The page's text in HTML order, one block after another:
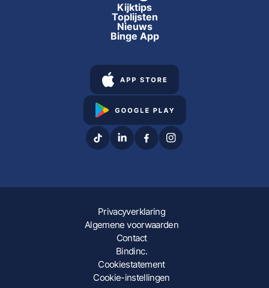
Kijktips
Toplijsten
Nieuws
Binge App
Privacyverklaring
Algemene voorwaarden
Contact
Bindinc.
Cookiestatement
Cookie-instellingen